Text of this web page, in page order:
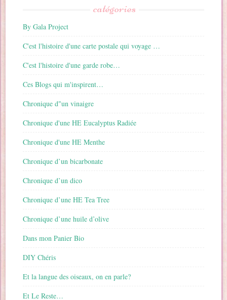
catégories
By Gala Project
C'est l'histoire d'une carte postale qui voyage …
C'est l'histoire d'une garde robe…
Ces Blogs qui m'inspirent…
Chronique d"un vinaigre
Chronique d'une HE Eucalyptus Radiée
Chronique d'une HE Menthe
Chronique d’un bicarbonate
Chronique d’un dico
Chronique d’une HE Tea Tree
Chronique d’une huile d’olive
Dans mon Panier Bio
DIY Chéris
Et la langue des oiseaux, on en parle?
Et Le Reste…